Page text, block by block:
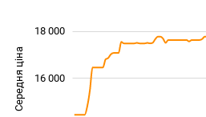
Середня ціна 12 000
16 000
18 000